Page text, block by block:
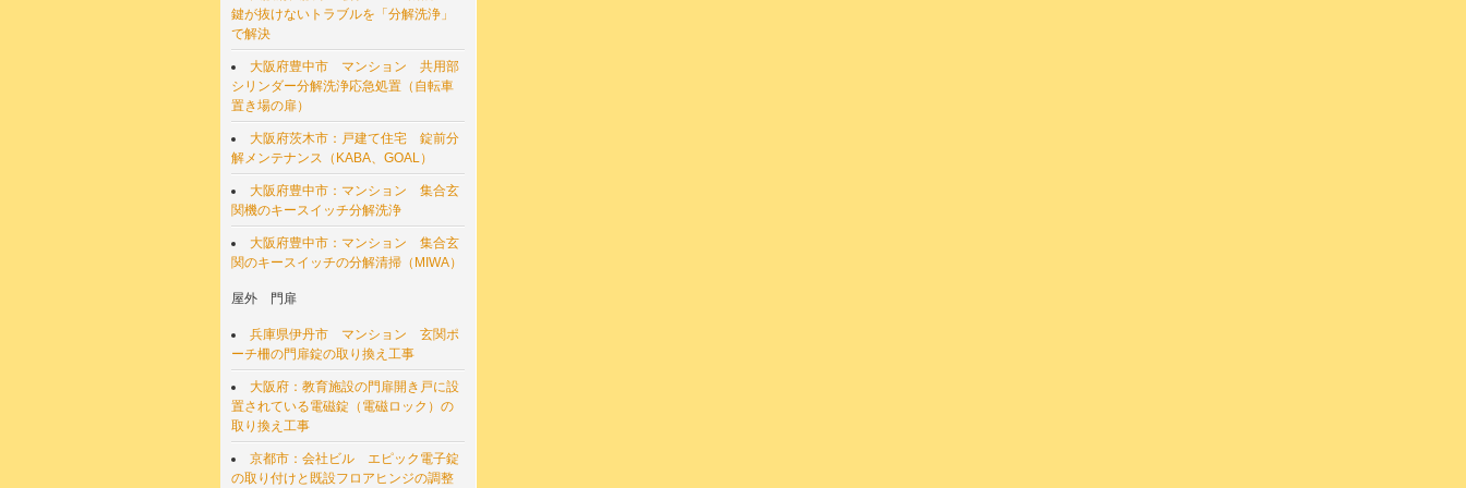
鍵が抜けないトラブルを「分解洗浄」
で解決
大阪府豊中市 マンション 共用部
シリンダー分解洗浄応急処置（自転車
置き場の扉）
大阪府茨木市：戸建て住宅 錠前分
解メンテナンス（KABA、GOAL）
大阪府豊中市：マンション 集合玄
関機のキースイッチ分解洗浄
大阪府豊中市：マンション 集合玄
関のキースイッチの分解清掃（MIWA）
屋外 門扉
兵庫県伊丹市 マンション 玄関ポ
ーチ柵の門扉錠の取り換え工事
大阪府：教育施設の門扉開き戸に設
置されている電磁錠（電磁ロック）の
取り換え工事
京都市：会社ビル エピック電子錠
の取り付けと既設フロアヒンジの調整